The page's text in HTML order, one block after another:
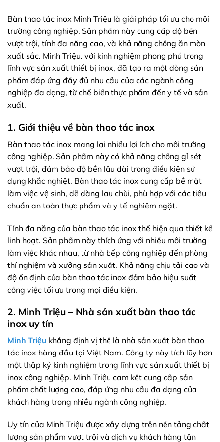
Bàn thao tác inox Minh Triệu là giải pháp tối ưu cho môi
trường công nghiệp. Sản phẩm này cung cấp độ bền
vượt trội, tính đa năng cao, và khả năng chống ăn mòn
xuất sắc. Minh Triệu, với kinh nghiệm phong phú trong
lĩnh vực sản xuất thiết bị inox, đã tạo ra một dòng sản
phẩm đáp ứng đầy đủ nhu cầu của các ngành công
nghiệp đa dạng, từ chế biến thực phẩm đến y tế và sản
xuất.
1. Giới thiệu về bàn thao tác inox
Bàn thao tác inox mang lại nhiều lợi ích cho môi trường
công nghiệp. Sản phẩm này có khả năng chống gỉ sét
vượt trội, đảm bảo độ bền lâu dài trong điều kiện sử
dụng khắc nghiệt. Bàn thao tác inox cung cấp bề mặt
làm việc vệ sinh, dễ dàng lau chùi, phù hợp với các tiêu
chuẩn an toàn thực phẩm và y tế nghiêm ngặt.
Tính đa năng của bàn thao tác inox thể hiện qua thiết kế
linh hoạt. Sản phẩm này thích ứng với nhiều môi trường
làm việc khác nhau, từ nhà bếp công nghiệp đến phòng
thí nghiệm và xưởng sản xuất. Khả năng chịu tải cao và
độ ổn định của bàn thao tác inox đảm bảo hiệu suất
công việc tối ưu trong mọi điều kiện.
2. Minh Triệu – Nhà sản xuất bàn thao tác
inox uy tín
Minh Triệu khẳng định vị thế là nhà sản xuất bàn thao
tác inox hàng đầu tại Việt Nam. Công ty này tích lũy hơn
một thập kỷ kinh nghiệm trong lĩnh vực sản xuất thiết bị
inox công nghiệp. Minh Triệu cam kết cung cấp sản
phẩm chất lượng cao, đáp ứng nhu cầu đa dạng của
khách hàng trong nhiều ngành công nghiệp.
Uy tín của Minh Triệu được xây dựng trên nền tảng chất
lượng sản phẩm vượt trội và dịch vụ khách hàng tận